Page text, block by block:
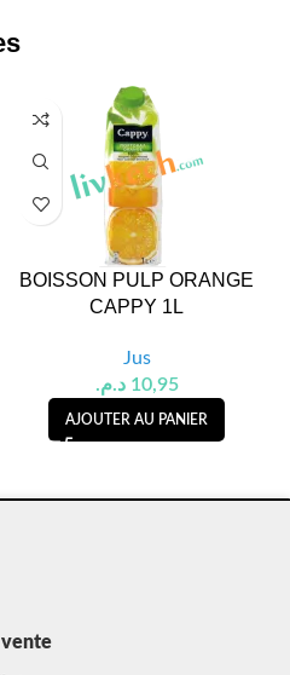
BOISSON PULP ORANGE
CAPPY 1L
Jus
10,95 د.م.
AJOUTER AU PANIER
vente